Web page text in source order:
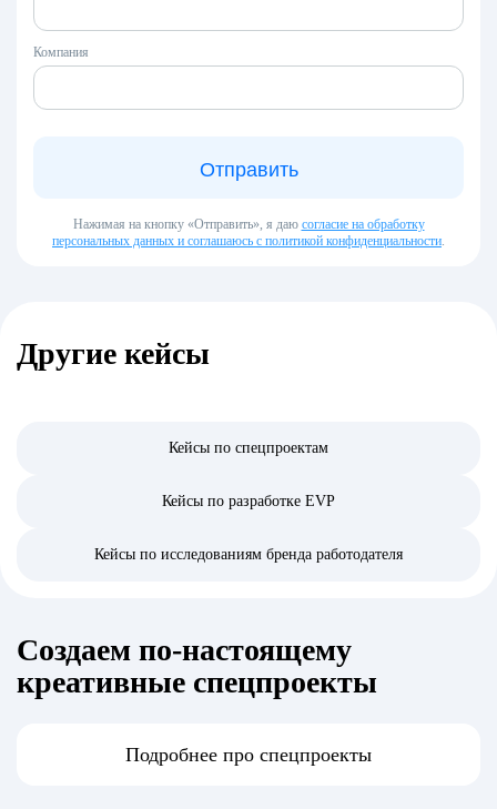
Компания
Отправить
Нажимая на кнопку «Отправить», я даю согласие на обработку
персональных данных и соглашаюсь с политикой конфиденциальности.
Другие кейсы
Карьера на кончиках пальцев
Кейсы по спецпроектам
Кейсы по разработке EVP
Кейсы по исследованиям бренда работодателя
Создаем по‑настоящему
креативные спецпроекты
Подробнее про спецпроекты